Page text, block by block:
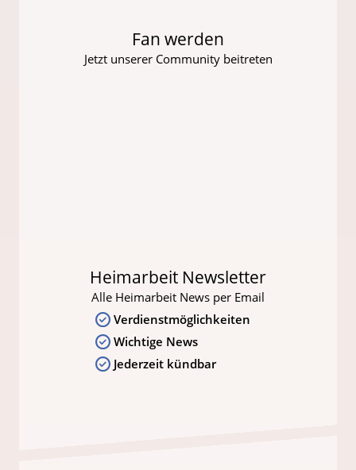
Fan werden
Jetzt unserer Community beitreten
Heimarbeit Newsletter
Alle Heimarbeit News per Email
Verdienstmöglichkeiten
Wichtige News
Jederzeit kündbar